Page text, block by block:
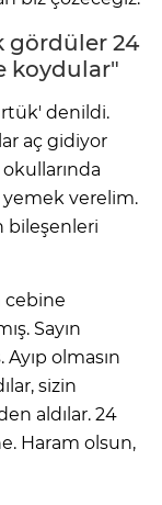
gördüler 24
koydular"
denildi.
aç gidiyor
verelim.
bileşenleri
cebine
Sayın
olmasın
sizin
aldılar. 24
Haram olsun,